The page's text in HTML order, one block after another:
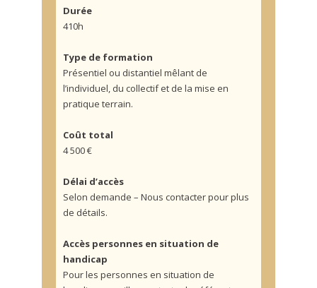
Durée
410h
Type de formation
Présentiel ou distantiel mêlant de
l’individuel, du collectif et de la mise en
pratique terrain.
Coût total
4 500 €
Délai d’accès
Selon demande – Nous contacter pour plus
de détails.
Accès personnes en situation de
handicap
Pour les personnes en situation de